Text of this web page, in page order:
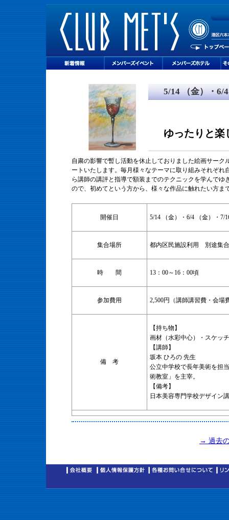
5/14 （金）・6/
ゆったりと楽
自粛の影響で暫し活動を休止しておりました絵画サー
ートいたします。毎月様々なテーマに取り組みそれぞ
ら講師の講評と指導で額装までのテクニックを学んで
ので、初めてという方から、様々な作品に触れたい方ま
開催日 5/14 （金）・6/4 （金）・7/
集合場所 都内区民施設利用 別途集
時 間 13：00～16：00頃
参加費用 2,500円（講師講習費・会場
備 考
【持ち物】
画材（水彩中心）・スケッ
【講師】
坂本 ひろの 先生
公立中学校で長年美術を担
術教室」を主宰。
【備考】
日本美容専門学校デザイン
→ 過去